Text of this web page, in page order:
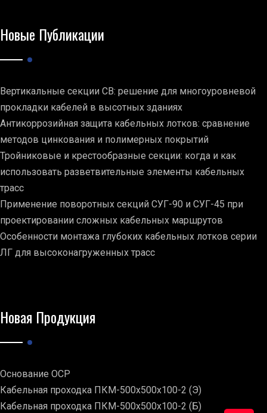
Новые Публикации
Вертикальные секции СВ: решение для многоуровневой
прокладки кабелей в высотных зданиях
Антикоррозийная защита кабельных лотков: сравнение
методов цинкования и полимерных покрытий
Тройниковые и крестообразные секции: когда и как
использовать разветвительные элементы кабельных
трасс
Применение поворотных секций СУГ-90 и СУГ-45 при
проектировании сложных кабельных маршрутов
Особенности монтажа глубоких кабельных лотков серии
ЛГ для высоконагруженных трасс
Новая Продукция
Основание ОСР
Кабельная проходка ПКМ-500х500х100-2 (Э)
Кабельная проходка ПКМ-500х500х100-2 (Б)